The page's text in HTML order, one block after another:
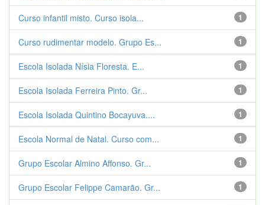
1
Curso infantil misto. Curso isola...
1
Curso rudimentar modelo. Grupo Es...
1
Escola Isolada Nísia Floresta. E...
1
Escola Isolada Ferreira Pinto. Gr...
1
Escola Isolada Quintino Bocayuva....
1
Escola Normal de Natal. Curso com...
1
Grupo Escolar Almino Affonso. Gr...
1
Grupo Escolar Felippe Camarão. Gr...